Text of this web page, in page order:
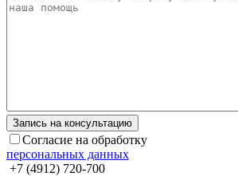
Согласие на обработку
персональных данных
+7 (4912) 720-700